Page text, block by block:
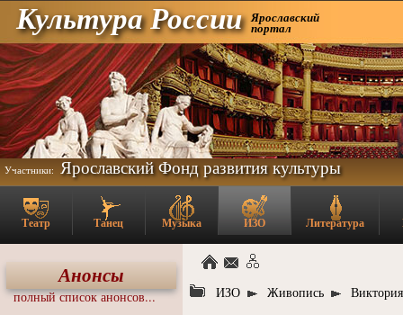
Культура России Ярославский
портал
Участники: Ярославский Фонд развития культуры
Театр Танец Музыка ИЗО Литература
Анонсы
полный список анонсов... ИЗО Живопись